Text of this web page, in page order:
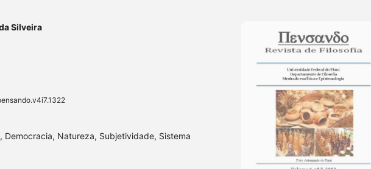
Silveira
Democracia, Natureza, Subjetividade, Sistema